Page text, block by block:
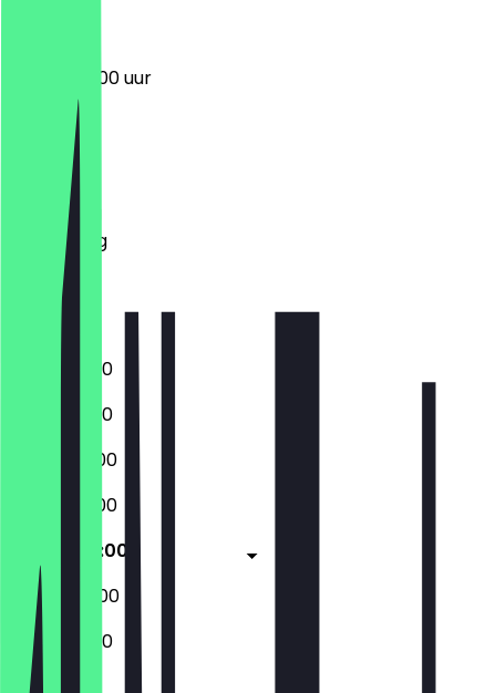
14:00 - 04:00 uur
Maandag
Dinsdag
Woensdag
Donderdag
Vrijdag
Zaterdag
Zondag
14:00 - 01:00
14:00 - 01:00
14:00 - 02:00
14:00 - 02:00
14:00 - 04:00
14:00 - 04:00
14:00 - 01:00